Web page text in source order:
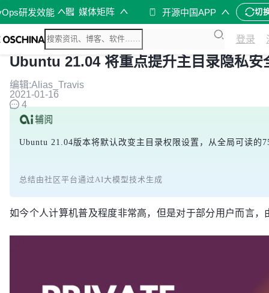
研发效能 媒体矩阵 开源中国APP 切
登录
Ubuntu 21.04 将重点提升主目录隐私安
编辑:Alias_Travis
2021-01-16
4
Ubuntu 21.04版本将默认改变主目录权限设置，从全局可读
总结由社区平台通过AI大模型技术生成
如今个人计算机普及程度非常高，但是对于部分用户而言